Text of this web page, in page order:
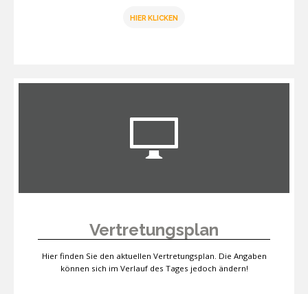
HIER KLICKEN
Vertretungsplan
Hier finden Sie den aktuellen Vertretungsplan. Die Angaben
können sich im Verlauf des Tages jedoch ändern!